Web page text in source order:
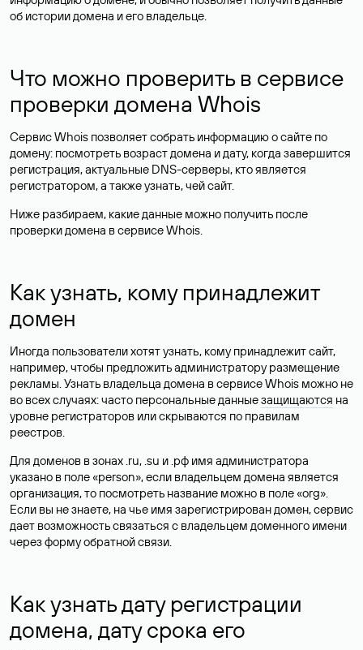
об истории домена и его владельце.
Что можно проверить в сервисе
проверки домена Whois
Сервис Whois позволяет собрать информацию о сайте по
домену: посмотреть возраст домена и дату, когда завершится
регистрация, актуальные DNS-серверы, кто является
регистратором, а также узнать, чей сайт.
Ниже разбираем, какие данные можно получить после
проверки домена в сервисе Whois.
Как узнать, кому принадлежит
домен
Иногда пользователи хотят узнать, кому принадлежит сайт,
например, чтобы предложить администратору размещение
рекламы. Узнать владельца домена в сервисе Whois можно не
во всех случаях: часто персональные данныезащищаются на
уровне регистраторов или скрываются по правилам
реестров.
Для доменов в зонах .ru, .su и .рф имя администратора
указано в поле «person», если владельцем домена является
организация, то посмотреть название можно в поле «org».
Если вы не знаете, на чье имя зарегистрирован домен, сервис
дает возможность связаться с владельцем доменного имени
через форму обратной связи.
Как узнать дату регистрации
домена, дату срока его